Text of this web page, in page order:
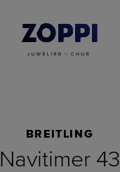
BREITLING
Navitimer 43